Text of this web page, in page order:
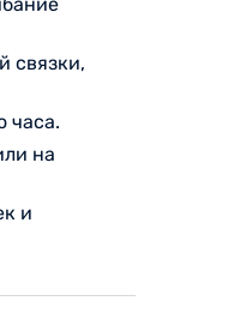
связки,
часа.
на
и